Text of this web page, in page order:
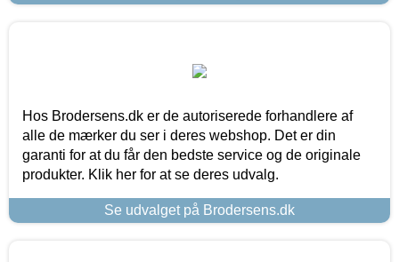
Hos Brodersens.dk er de autoriserede forhandlere af
alle de mærker du ser i deres webshop. Det er din
garanti for at du får den bedste service og de originale
produkter. Klik her for at se deres udvalg.
Se udvalget på Brodersens.dk